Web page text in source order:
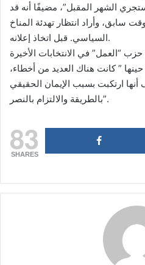
الشهر المقبل”، مضيفًا أنه قد
سابق، وأراد انتظار تهدئة المناخ
السياسي. قبل اتخاذ إعلانه.
“العمل” في الانتخابات الأخيرة
وقال حينها ” كانت هناك العديد من أخطاء،
ارتكبت بسبب الإيمان الحقيقي
بالطريقة والالتزام بالنصر”.
83
SHARES